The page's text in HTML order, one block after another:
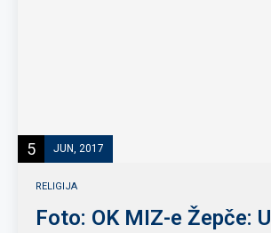
5 JUN, 2017
RELIGIJA
Foto: OK MIZ-e Žepče: U